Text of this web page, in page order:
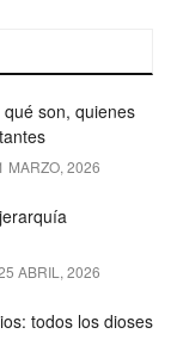
son, quienes
MARZO, 2026
ABRIL, 2026
todos los dioses